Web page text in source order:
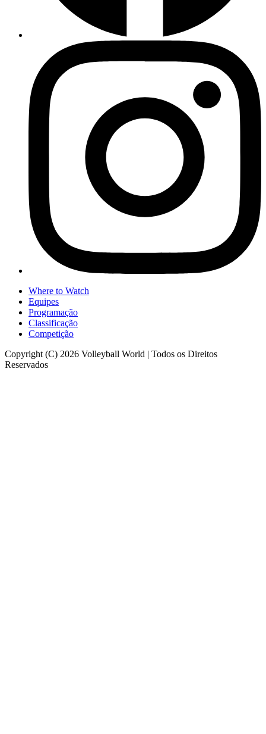
Where to Watch
Equipes
Programação
Classificação
Competição
Copyright (C) 2026 Volleyball World | Todos os Direitos
Reservados